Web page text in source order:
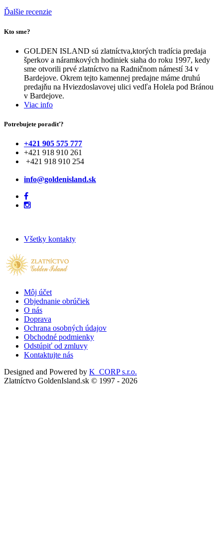
Ďalšie recenzie
Kto sme?
GOLDEN ISLAND sú zlatníctva,ktorých tradícia predaja
šperkov a náramkových hodiniek siaha do roku 1997, kedy
sme otvorili prvé zlatníctvo na Radničnom námestí 34 v
Bardejove. Okrem tejto kamennej predajne máme druhú
predajňu na Hviezdoslavovej ulici vedľa Holela pod Bránou
v Bardejove.
Viac info
Potrebujete poradiť?
+421 905 575 777
+421 918 910 261
+421 918 910 254
info@goldenisland.sk
Všetky kontakty
Môj účet
Objednanie obrúčiek
O nás
Doprava
Ochrana osobných údajov
Obchodné podmienky
Odstúpiť od zmluvy
Kontaktujte nás
Designed and Powered by K_CORP s.r.o.
Zlatníctvo GoldenIsland.sk © 1997 - 2026